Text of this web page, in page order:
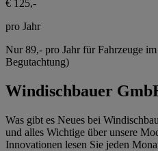
€ 125,-
pro Jahr
Nur 89,- pro Jahr für Fahrzeuge
Begutachtung)
Windischbauer
Was gibt es Neues bei
und alles Wichtige über unsere
Innovationen lesen Sie jeden